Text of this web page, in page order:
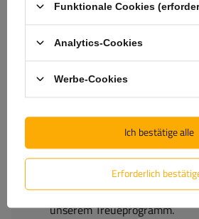
Anzahl der abgegebenen
Bewertung abschicken
Für Ihre Bewertung erhalten
unserem Treueprogramm.
Nur durch Kauf bestätigte
Funktionale Cookies
Analytics-Cookies
Werbe-Cookies
Erforderlich
Ich bestätige alle